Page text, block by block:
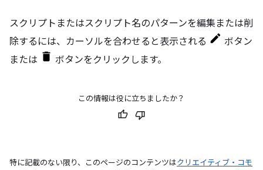
スクリプトまたはスクリプト名のパターンを編集または削
除するには、カーソルを合わせると表示される
ボタン
または
ボタンをクリックします。
この情報は役に立ちましたか？
特に記載のない限り、このページのコンテンツはクリエイティブ・コモ